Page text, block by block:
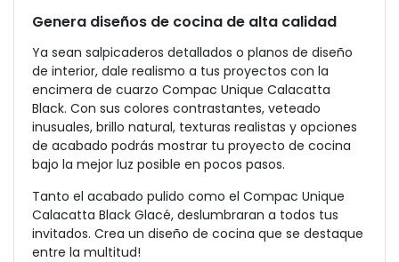
Genera diseños de cocina de alta calidad
Ya sean salpicaderos detallados o planos de diseño
de interior, dale realismo a tus proyectos con la
encimera de cuarzo Compac Unique Calacatta
Black. Con sus colores contrastantes, veteado
inusuales, brillo natural, texturas realistas y opciones
de acabado podrás mostrar tu proyecto de cocina
bajo la mejor luz posible en pocos pasos.
Tanto el acabado pulido como el Compac Unique
Calacatta Black Glacé, deslumbraran a todos tus
invitados. Crea un diseño de cocina que se destaque
entre la multitud!